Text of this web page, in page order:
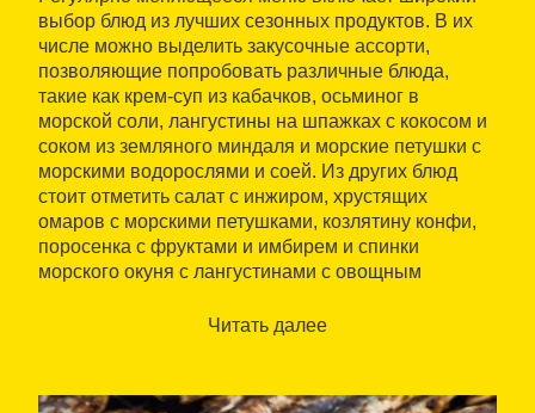
выбор блюд из лучших сезонных продуктов. В их
числе можно выделить закусочные ассорти,
позволяющие попробовать различные блюда,
такие как крем-суп из кабачков, осьминог в
морской соли, лангустины на шпажках с кокосом и
соком из земляного миндаля и морские петушки с
морскими водорослями и соей. Из других блюд
стоит отметить салат с инжиром, хрустящих
омаров с морскими петушками, козлятину конфи,
поросенка с фруктами и имбирем и спинки
морского окуня с лангустинами с овощным
Читать далее